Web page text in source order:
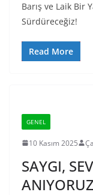
Barış ve Laik Bir
Sürdüreceğiz!
Read More
GENEL
10 Kasım 2025
SAYGI,